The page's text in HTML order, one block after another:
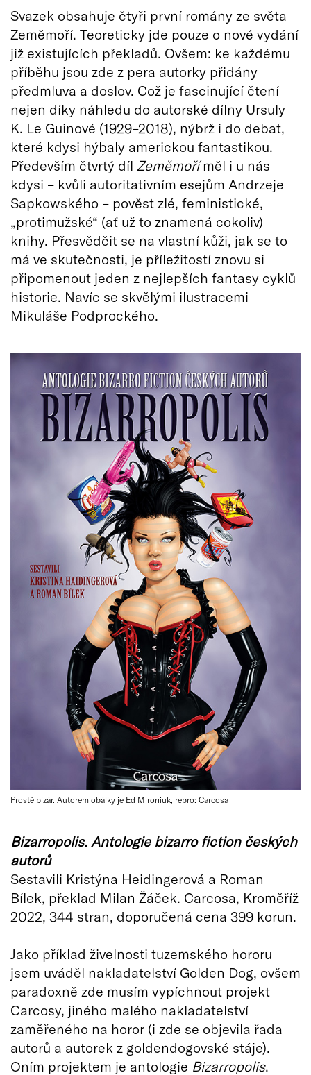
Svazek obsahuje čtyři první romány ze světa
Zeměmoří. Teoreticky jde pouze o nové vydání
již existujících překladů. Ovšem: ke každému
příběhu jsou zde z pera autorky přidány
předmluva a doslov. Což je fascinující čtení
nejen díky náhledu do autorské dílny Ursuly
K. Le Guinové (1929–2018), nýbrž i do debat,
které kdysi hýbaly americkou fantastikou.
Především čtvrtý díl Zeměmoříměl i u nás
kdysi – kvůli autoritativním esejům Andrzeje
Sapkowského – pověst zlé, feministické,
„protimužské“ (ať už to znamená cokoliv)
knihy. Přesvědčit se na vlastní kůži, jak se to
má ve skutečnosti, je příležitostí znovu si
připomenout jeden z nejlepších fantasy cyklů
historie. Navíc se skvělými ilustracemi
Mikuláše Podprockého.
Prostě bizár. Autorem obálky je Ed Mironiuk, repro: Carcosa
Bizarropolis. Antologie bizarro fiction českých
autorů
Sestavili Kristýna Heidingerová a Roman
Bílek, překlad Milan Žáček. Carcosa, Kroměříž
2022, 344 stran, doporučená cena 399 korun.
Jako příklad živelnosti tuzemského hororu
jsem uváděl nakladatelství Golden Dog, ovšem
paradoxně zde musím vypíchnout projekt
Carcosy, jiného malého nakladatelství
zaměřeného na horor (i zde se objevila řada
autorů a autorek z goldendogovské stáje).
Oním projektem je antologie Bizarropolis.